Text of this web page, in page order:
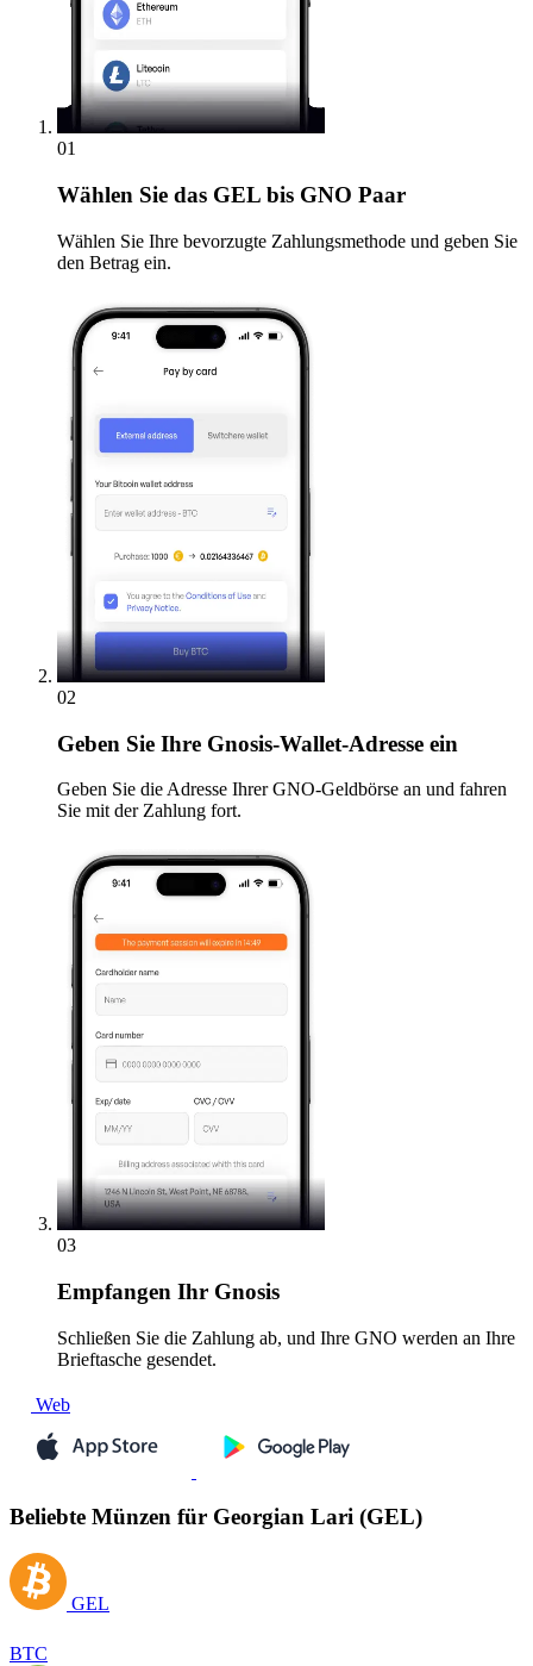
01
Wählen Sie das GEL bis GNO Paar
Wählen Sie Ihre bevorzugte Zahlungsmethode und geben Sie
den Betrag ein.
02
Geben Sie Ihre Gnosis-Wallet-Adresse ein
Geben Sie die Adresse Ihrer GNO-Geldbörse an und fahren
Sie mit der Zahlung fort.
03
Empfangen Ihr Gnosis
Schließen Sie die Zahlung ab, und Ihre GNO werden an Ihre
Brieftasche gesendet.
Web
Beliebte Münzen für Georgian Lari (GEL)
GEL
BTC